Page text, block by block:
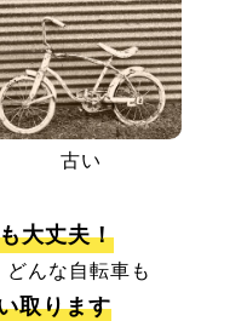
古い
大丈夫！
んな自転車も
取ります